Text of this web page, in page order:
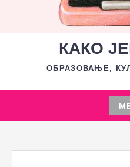
КАКО
ОБРАЗОВАЊЕ,
Skip
content